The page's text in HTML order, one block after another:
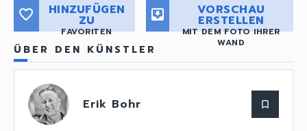
favorite_border HINZUFÜGEN
ZU
FAVORITEN
move_to_inbox VORSCHAU
ERSTELLEN
MIT DEM FOTO IHRER
WAND
ÜBER DEN KÜNSTLER
Erik Bohr bookmark_border